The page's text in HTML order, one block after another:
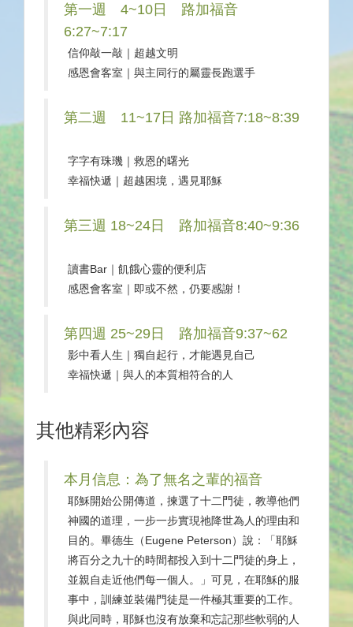
第一週 4~10日 路加福音
6:27~7:17
信仰敲一敲｜超越文明
感恩會客室｜與主同行的屬靈長跑選手
第二週 11~17日 路加福音7:18~8:39
字字有珠璣｜救恩的曙光
幸福快遞｜超越困境，遇見耶穌
第三週 18~24日 路加福音8:40~9:36
讀書Bar｜飢餓心靈的便利店
感恩會客室｜即或不然，仍要感謝！
第四週 25~29日 路加福音9:37~62
影中看人生｜獨自起行，才能遇見自己
幸福快遞｜與人的本質相符合的人
其他精彩內容
本月信息：為了無名之輩的福音
耶穌開始公開傳道，揀選了十二門徒，教導他們
神國的道理，一步一步實現祂降世為人的理由和
目的。畢德生（Eugene Peterson）說：「耶穌
將百分之九十的時間都投入到十二門徒的身上，
並親自走近他們每一個人。」可見，在耶穌的服
事中，訓練並裝備門徒是一件極其重要的工作。
與此同時，耶穌也沒有放棄和忘記那些軟弱的人